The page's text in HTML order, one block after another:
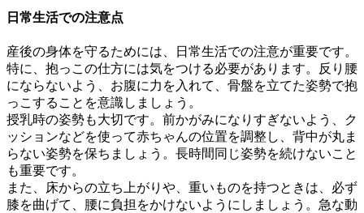
日常生活での注意点
産後の身体を守るためには、日常生活での注意が重要です。
特に、抱っこの仕方には気をつける必要があります。反り腰
にならないよう、お腹に力を入れて、骨盤を立てた姿勢で抱
っこすることを意識しましょう。
授乳時の姿勢も大切です。前かがみになりすぎないよう、ク
ッションなどを使って赤ちゃんの位置を調整し、背中が丸ま
らない姿勢を保ちましょう。長時間同じ姿勢を続けないこと
も重要です。
また、床からの立ち上がりや、重いものを持つときは、必ず
膝を曲げて、腰に負担をかけないようにしましょう。急な動